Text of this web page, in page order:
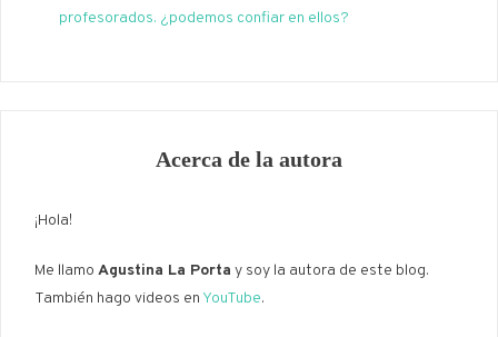
profesorados. ¿podemos confiar en ellos?
Acerca de la autora
¡Hola!
Me llamo Agustina La Porta y soy la autora de este blog.
También hago videos en YouTube.